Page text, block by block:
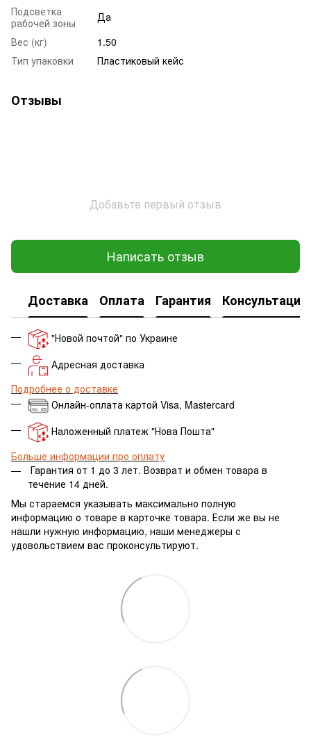
Подсветка
рабочей зоны
Да
Вес (кг)
1.50
Тип упаковки
Пластиковый кейс
Отзывы
Добавьте первый отзыв
Написать отзыв
Доставка Оплата Гарантия Консультация
"Новой почтой" по Украине
Адресная доставка
Подробнее о доставке
Онлайн-оплата картой Visa, Mastercard
Наложенный платеж "Нова Пошта"
Больше информации про оплату
Гарантия от 1 до 3 лет. Возврат и обмен товара в
течение 14 дней.
Мы стараемся указывать максимально полную
информацию о товаре в карточке товара. Если же вы не
нашли нужную информацию, наши менеджеры с
удовольствием вас проконсультируют.